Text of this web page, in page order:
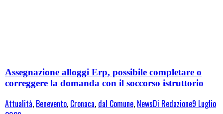
Assegnazione alloggi Erp, possibile completare o
correggere la domanda con il soccorso istruttorio
Attualità, Benevento, Cronaca, dal Comune, NewsDi Redazione9 Luglio